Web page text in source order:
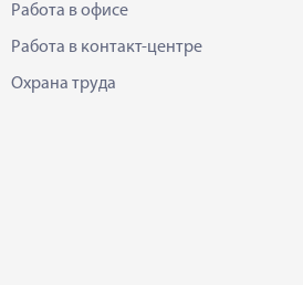
Работа в офисе
Работа в контакт-центре
Охрана труда